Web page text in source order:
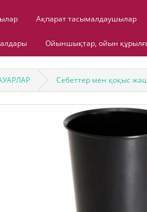
Ақпарат тасымалдаушылар
Ойыншықтар, ойын
Себеттер мен қоқыс